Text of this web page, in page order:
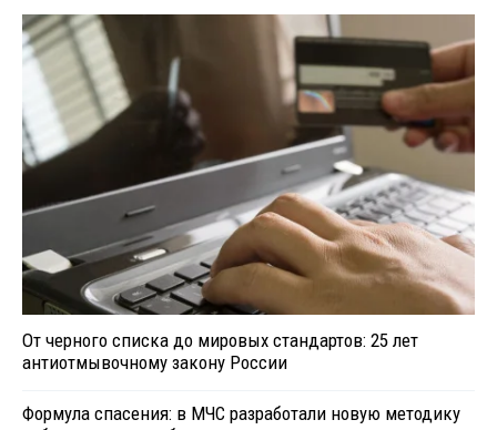
От черного списка до мировых стандартов: 25 лет
антиотмывочному закону России
Формула спасения: в МЧС разработали новую методику